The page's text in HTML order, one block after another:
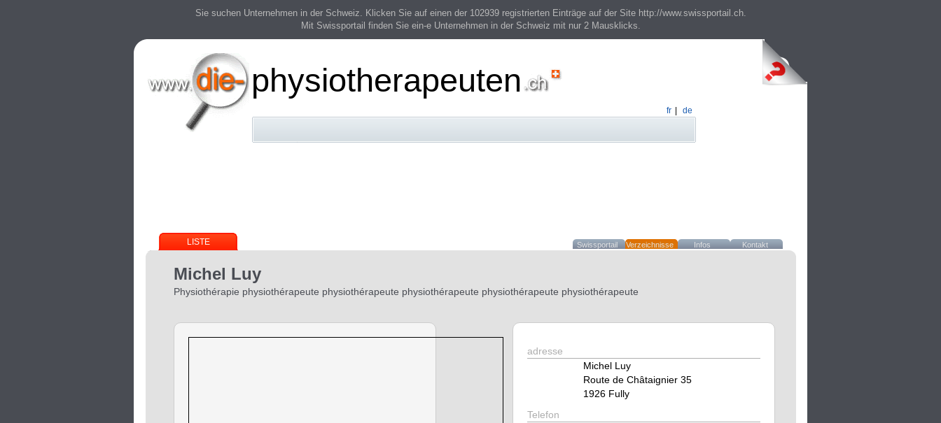
Sie suchen Unternehmen in der Schweiz. Klicken Sie auf einen der 102939 registrierten Einträge auf der Site http://www.swissportail.ch.
Mit Swissportail finden Sie ein-e Unternehmen in der Schweiz mit nur 2 Mausklicks.
physiotherapeuten
fr de
LISTE Swissportail Verzeichnisse Infos Kontakt
Michel Luy
Physiothérapie physiothérapeute physiothérapeute physiothérapeute physiothérapeute physiothérapeute
adresse
Michel Luy
Route de Châtaignier 35
1926 Fully
Telefon